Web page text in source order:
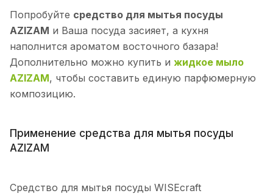
Попробуйте средство для мытья посуды
AZIZAM и Ваша посуда засияет, а кухня
наполнится ароматом восточного базара!
Дополнительно можно купить и жидкое мыло
AZIZAM, чтобы составить единую парфюмерную
композицию.
Применение средства для мытья посуды
AZIZAM
Средство для мытья посуды WISEcraft